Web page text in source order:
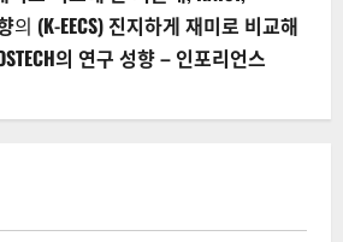
의 (K-EECS) 진지하게 재미로 비교해
의 연구 성향 – 인포리언스